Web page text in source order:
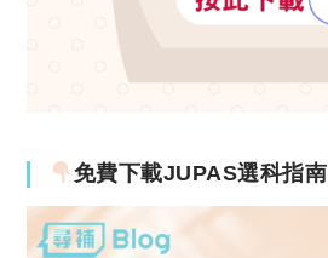
免費下載JUPAS選科指南